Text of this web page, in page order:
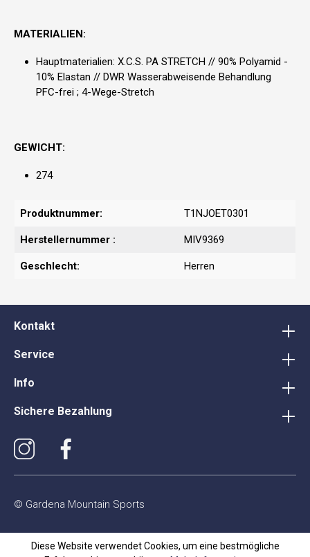
MATERIALIEN:
Hauptmaterialien: X.C.S. PA STRETCH // 90% Polyamid -
10% Elastan // DWR Wasserabweisende Behandlung
PFC-frei ; 4-Wege-Stretch
GEWICHT:
274
Produktnummer: T1NJOET0301
Herstellernummer : MIV9369
Geschlecht: Herren
Kontakt
Service
Info
Sichere Bezahlung
© Gardena Mountain Sports
Diese Website verwendet Cookies, um eine bestmögliche